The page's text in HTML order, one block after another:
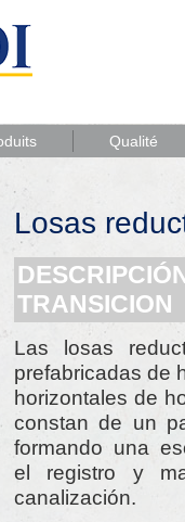
Qualité
Losas
TRANSICION
Las losas
prefabricadas de
horizontales de
constan de un
formando una
el registro y
canalización.